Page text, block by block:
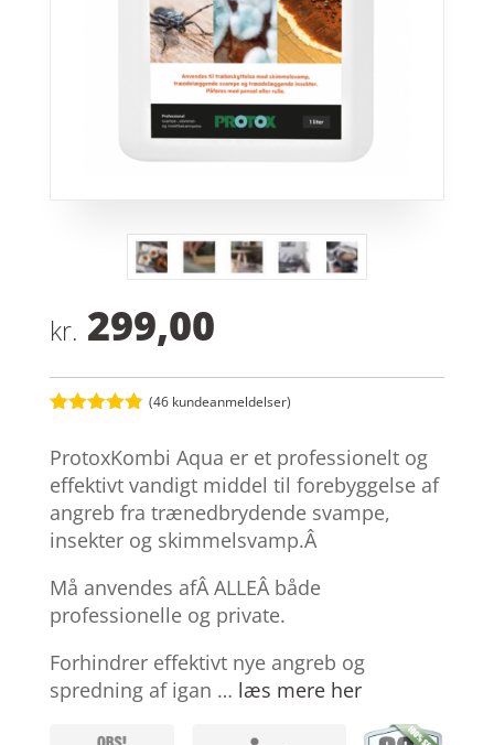
kr. 299,00
ud af 5
baseret på
kundebedøm
melser
(46 kundeanmeldelser)
ProtoxKombi Aqua er et professionelt og
effektivt vandigt middel til forebyggelse af
angreb fra trænedbrydende svampe,
insekter og skimmelsvamp.Â
Må anvendes afÂ ALLEÂ både
professionelle og private.
Forhindrer effektivt nye angreb og
spredning af igan … læs mere her